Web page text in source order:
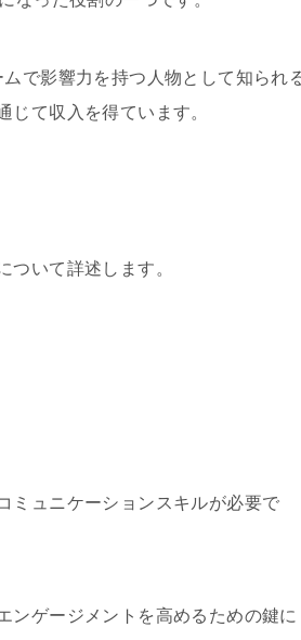
で影響力を持つ人物として知られ
て収入を得ています。
ついて詳述します。
ミュニケーションスキルが必要で
ンゲージメントを高めるための鍵に